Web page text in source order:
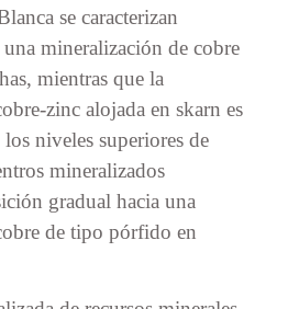
se caracterizan
mineralización de cobre
mientras que la
zinc alojada en skarn es
niveles superiores de
mineralizados
gradual hacia una
de tipo pórfido en